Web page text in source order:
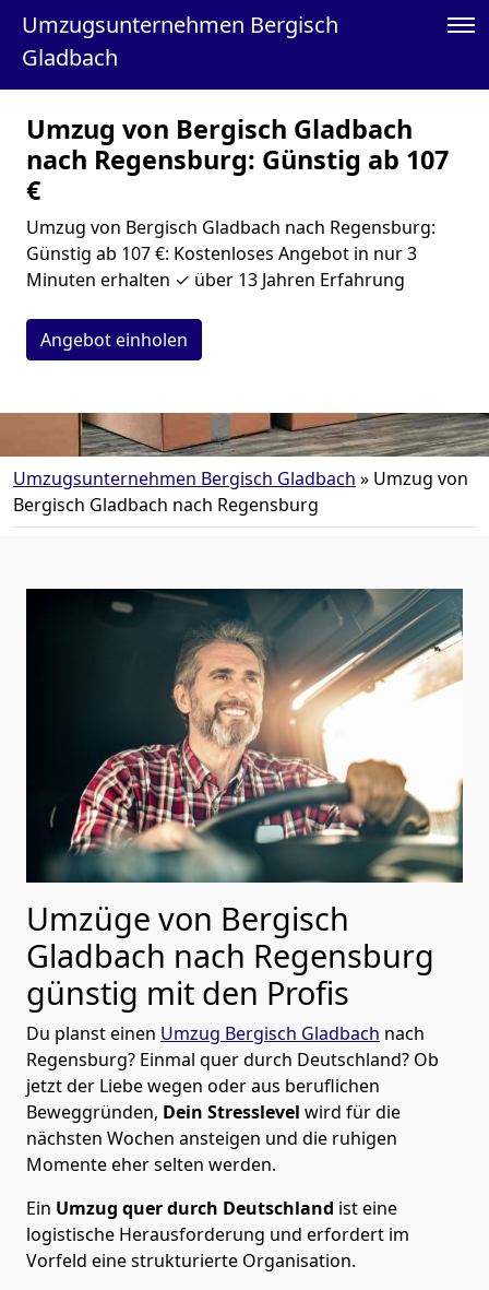
Umzugsunternehmen Bergisch
Gladbach
Umzug von Bergisch Gladbach
nach Regensburg: Günstig ab 107
€
Umzug von Bergisch Gladbach nach Regensburg:
Günstig ab 107 €: Kostenloses Angebot in nur 3
Minuten erhalten ✓ über 13 Jahren Erfahrung
Angebot einholen
Umzugsunternehmen Bergisch Gladbach » Umzug von
Bergisch Gladbach nach Regensburg
Umzüge von Bergisch
Gladbach nach Regensburg
günstig mit den Profis
Du planst einen Umzug Bergisch Gladbach nach
Regensburg? Einmal quer durch Deutschland? Ob
jetzt der Liebe wegen oder aus beruflichen
Beweggründen, Dein Stresslevel wird für die
nächsten Wochen ansteigen und die ruhigen
Momente eher selten werden.
Ein Umzug quer durch Deutschland ist eine
logistische Herausforderung und erfordert im
Vorfeld eine strukturierte Organisation.